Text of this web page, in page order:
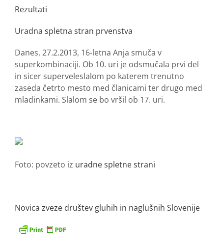
Rezultati
Uradna spletna stran prvenstva
Danes, 27.2.2013, 16-letna Anja smuča v
superkombinaciji. Ob 10. uri je odsmučala prvi del
in sicer superveleslalom po katerem trenutno
zaseda četrto mesto med članicami ter drugo med
mladinkami. Slalom se bo vršil ob 17. uri.
Foto: povzeto iz uradne spletne strani
Novica zveze društev gluhih in naglušnih Slovenije